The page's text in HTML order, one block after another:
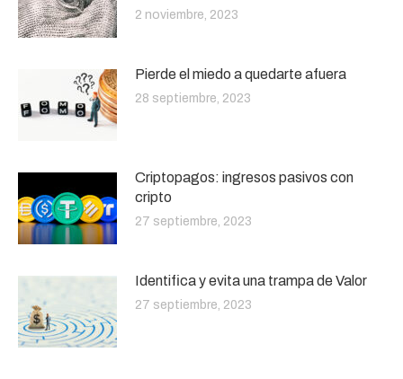
2 noviembre, 2023
Pierde el miedo a quedarte afuera
28 septiembre, 2023
Criptopagos: ingresos pasivos con
cripto
27 septiembre, 2023
Identifica y evita una trampa de Valor
27 septiembre, 2023